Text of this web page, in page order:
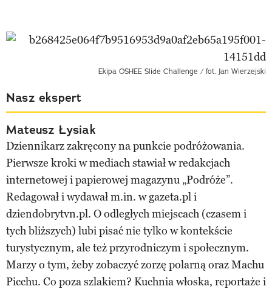
Ekipa OSHEE Slide Challenge / fot. Jan Wierzejski
Nasz ekspert
Mateusz Łysiak
Dziennikarz zakręcony na punkcie podróżowania.
Pierwsze kroki w mediach stawiał w redakcjach
internetowej i papierowej magazynu „Podróże”.
Redagował i wydawał m.in. w gazeta.pl i
dziendobrytvn.pl. O odległych miejscach (czasem i
tych bliższych) lubi pisać nie tylko w kontekście
turystycznym, ale też przyrodniczym i społecznym.
Marzy o tym, żeby zobaczyć zorzę polarną oraz Machu
Picchu. Co poza szlakiem? Kuchnia włoska, reportaże i